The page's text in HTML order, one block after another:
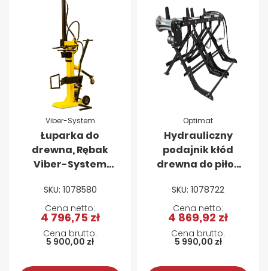
Viber-System
Łuparka do
drewna, Rębak
Viber-System
PIONOWA 400V
SKU: 1078580
5 900,00 zł
4 796,75 zł
Optimat
Hydrauliczny
podajnik kłód
drewna do piło-
FOREST LINE,
FOREST LINE PRO
SKU: 1078722
5 990,00 zł
4 869,92 zł